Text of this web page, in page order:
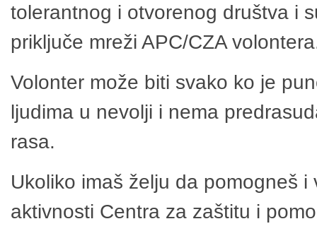
tolerantnog i otvorenog društva i
priključe mreži APC/CZA
Volonter može biti svako ko je
ljudima u nevolji i nema
rasa.
Ukoliko imaš želju da pomogneš
aktivnosti Centra za zaštitu i